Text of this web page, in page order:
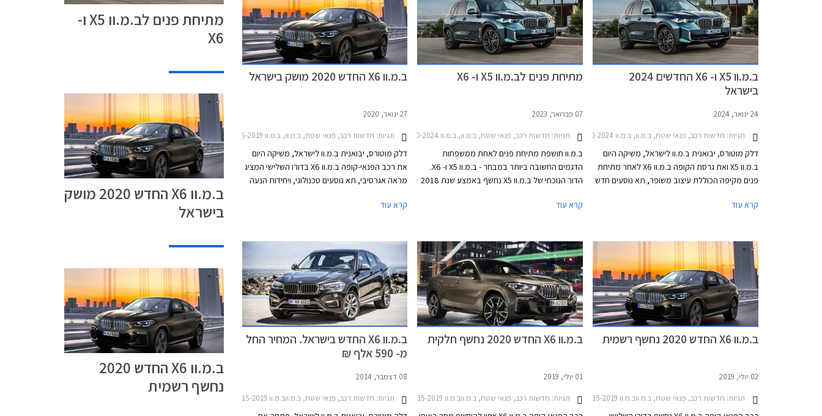
ב.מ.וו X5 ו- X6 החדשים 2024
בישראל
24 ינואר, 2024
תגיות: חדשות רכב, פנאי שטח, ב.מ.וו, ב.מ.וו X6 2020-2024, ב.מ.וו X6 2024-2026, ב.מ.וו X5 2019-2024, ב.מ.וו X5 2024-2026מחירון רכב
דלק מוטורס, יבואנית ב.מ.וו לישראל, משיקה היום
ב.מ.וו X5 ואת גרסת הקופה ב.מ.וו X6 לאחר מתיחת
פנים מקיפה הכוללת עיצוב משופר, תא נוסעים חדש
קיבל לאחרונה גרסת קופה.
קרא עוד
מתיחת פנים לב.מ.וו X5 ו- X6
07 פברואר, 2023
תגיות: חדשות רכב, פנאי שטח, ב.מ.וו, ב.מ.וו X6 2020-2024, ב.מ.וו X6 2024-2026, ב.מ.וו X5 2019-2024ב.מ.וו X5 2024-2026
ב.מ.וו חושפת מתיחת פנים לאחת ממשפחות
הדגמים החשובה ביותר במבחר - ב.מ.וו X5 ו- X6.
הדור הנוכחי של ב.מ.וו X5 נחשף באמצע שנת 2018
מכן. התזמון של מתיחת הפנים לא יכל להיות טוב
המעודכנים יחל בחודש אפריל 2023, הייצור יתקיים
במפעלי ב.מ.וו בארצות הברית, בשוק הסיני תשווק
גרסה ייעודית המיוצרת במפעל דדונג הסיני אותו
מפעילה ב.מ.וו בשיתוף פעולה עם קונצרן בריליאנס
הסיני.
קרא עוד
ב.מ.וו X6 החדש 2020 מושק בישראל
27 ינואר, 2020
תגיות: חדשות רכב, פנאי שטח, ב.מ.וו, ב.מ.וו X6 2015-2019מחירון רכב
דלק מוטורס, יבואנית ב.מ.וו לישראל, משיקה היום
את רכב הפנאי-קופה ב.מ.וו X6 בדורו השלישי המציג
מראה אגרסיבי, תא נוסעים טכנולוגי, ויחידות הנעה
ליטרים או 1,530 ליטרים בקיפול המושבים האחוריים.
קרא עוד
ב.מ.וו X6 החדש 2020 נחשף רשמית
02 יולי, 2019
תגיות: חדשות רכב, פנאי שטח, ב.מ.ווב.מ.וו X6 2015-2019
ב.מ.וו X6 החדש 2020 נחשף חלקית
01 יולי, 2019
תגיות: חדשות רכב, פנאי שטח, ב.מ.ווב.מ.וו X6 2015-2019
ב.מ.וו X6 החדש בישראל. המחיר החל
מ- 590 אלף ₪
08 דצמבר, 2014
תגיות: חדשות רכב, פנאי שטח, ב.מ.ווב.מ.וו X6 2015-2019
מתיחת פנים לב.מ.וו X5 ו-
X6
ב.מ.וו X6 החדש 2020 מושק
בישראל
ב.מ.וו X6 החדש 2020
נחשף רשמית